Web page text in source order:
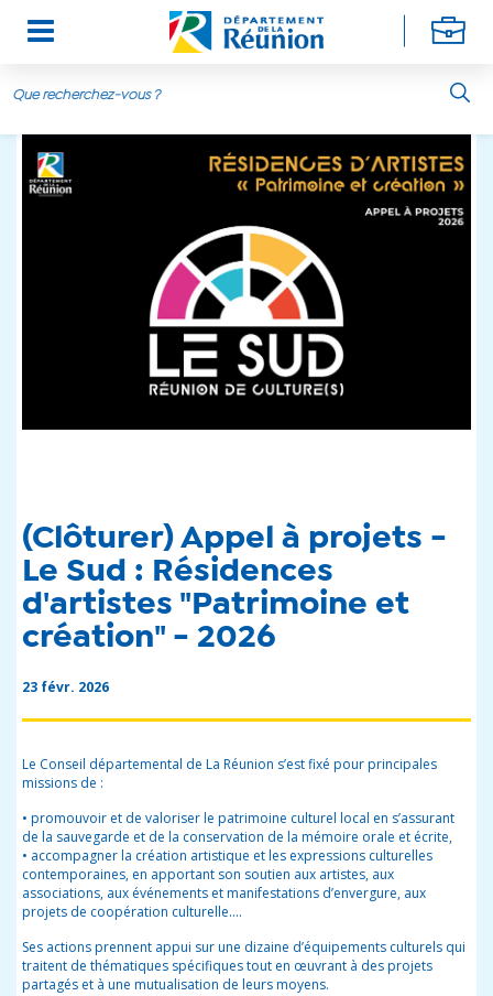
(Clôturer) Appel à projets -
Le Sud : Résidences
d'artistes "Patrimoine et
création" - 2026
23 févr. 2026
Le Conseil départemental de La Réunion s’est fixé pour principales
missions de :
• promouvoir et de valoriser le patrimoine culturel local en s’assurant
de la sauvegarde et de la conservation de la mémoire orale et écrite,
• accompagner la création artistique et les expressions culturelles
contemporaines, en apportant son soutien aux artistes, aux
associations, aux événements et manifestations d’envergure, aux
projets de coopération culturelle....
Ses actions prennent appui sur une dizaine d’équipements culturels qui
traitent de thématiques spécifiques tout en œuvrant à des projets
partagés et à une mutualisation de leurs moyens.